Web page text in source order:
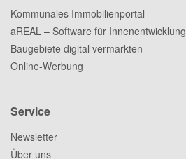
Kommunales Immobilienportal
aREAL – Software für Innenentwicklung
Baugebiete digital vermarkten
Online-Werbung
Service
Newsletter
Über uns